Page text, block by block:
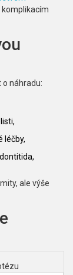
náhradu:
léčby,
ale výše